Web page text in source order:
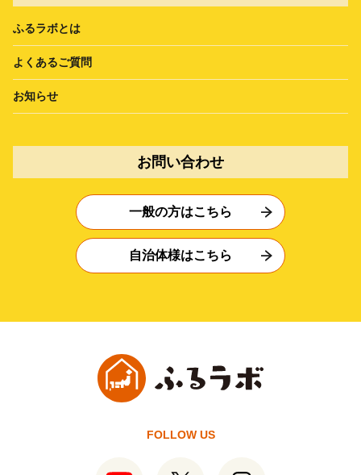
ふるラボとは
よくあるご質問
お知らせ
お問い合わせ
一般の方はこちら
自治体様はこちら
FOLLOW US